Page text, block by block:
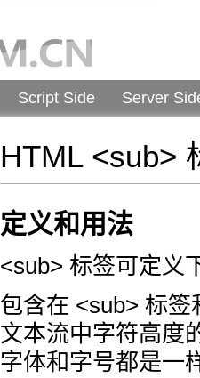
Script Side Server
HTML <sub>
定义和用法
<sub> 标签可定义
包含在 <sub> 标
文本流中字符高度
字体和字号都是一